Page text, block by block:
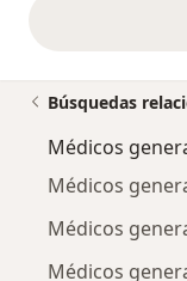
Búsquedas
Médicos
Médicos
Médicos
Médicos